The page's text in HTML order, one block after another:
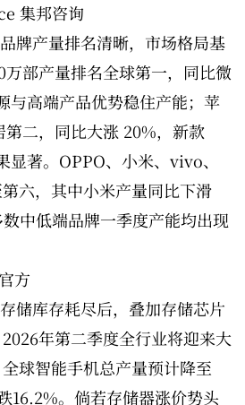
集邦咨询
牌产量排名清晰，市场格局基
部产量排名全球第一，同比微
与高端产品优势稳住产能；苹
二，同比大涨 20%，新款
著。OPPO、小米、vivo、
六，其中小米产量同比下滑
中低端品牌一季度产能均出现
方
储库存耗尽后，叠加存储芯片
年第二季度全行业将迎来大
球智能手机总产量预计降至
16.2%。倘若存储器涨价势头